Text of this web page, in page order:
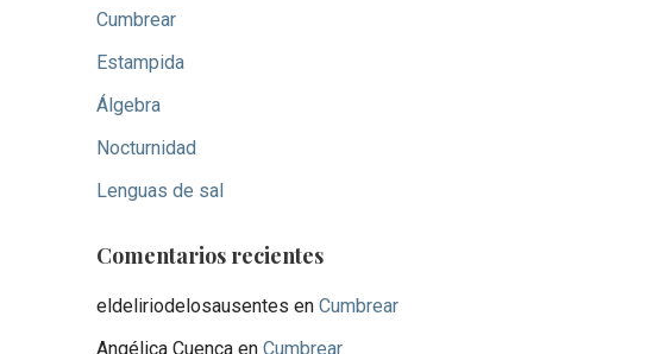
Cumbrear
Estampida
Álgebra
Nocturnidad
Lenguas de sal
Comentarios recientes
eldeliriodelosausentes en Cumbrear
Angélica Cuencaen Cumbrear